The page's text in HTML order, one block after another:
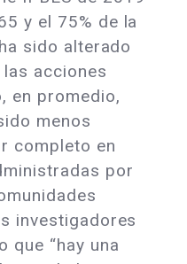
y el 75% de la
sido alterado
acciones
en promedio,
menos
completo en
por
investigadores
que “hay una